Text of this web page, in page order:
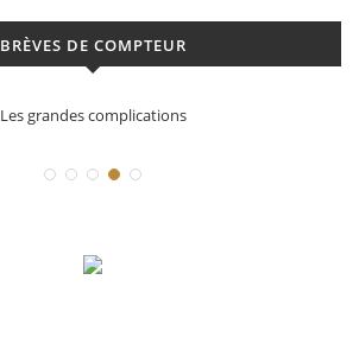
BRÈVES DE COMPTEUR
Les grandes complications